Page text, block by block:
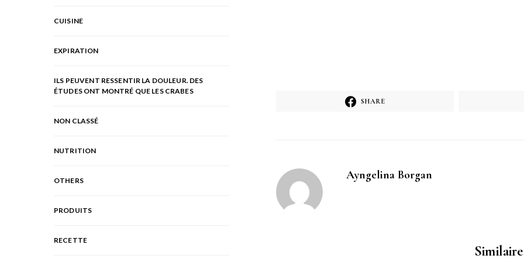
SHARE
Ayngelina Borgan
Similaire
CUISINE
EXPIRATION
ILS PEUVENT RESSENTIR LA DOULEUR. DES
ÉTUDES ONT MONTRÉ QUE LES CRABES
NON CLASSÉ
NUTRITION
OTHERS
PRODUITS
RECETTE